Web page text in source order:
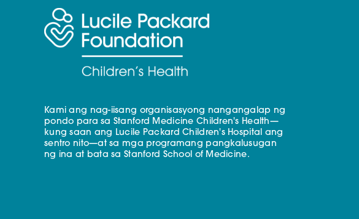
Kami ang nag-iisang organisasyong nangangalap ng
pondo para sa Stanford Medicine Children's Health—
kung saan ang Lucile Packard Children's Hospital ang
sentro nito—at sa mga programang pangkalusugan
ng ina at bata sa Stanford School of Medicine.